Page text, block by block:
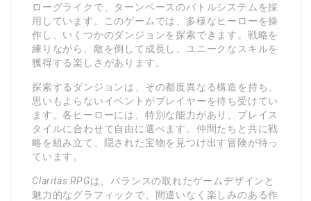
ローグライクで、ターンベースのバトルシステムを採
用しています。このゲームでは、多様なヒーローを操
作し、いくつかのダンジョンを探索できます。戦略を
練りながら、敵を倒して成長し、ユニークなスキルを
獲得する楽しさがあります。
探索するダンジョンは、その都度異なる構造を持ち、
思いもよらないイベントがプレイヤーを待ち受けてい
ます。各ヒーローには、特別な能力があり、プレイス
タイルに合わせて自由に選べます。仲間たちと共に戦
略を組み立て、隠された宝物を見つけ出す冒険が待っ
ています。
Claritas RPGは、バランスの取れたゲームデザインと
魅力的なグラフィックで、間違いなく楽しみのある作